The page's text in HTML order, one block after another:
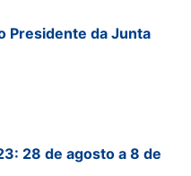
Presidente da Junta
28 de agosto a 8 de